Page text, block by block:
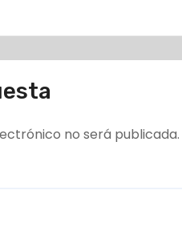
no será publicada.